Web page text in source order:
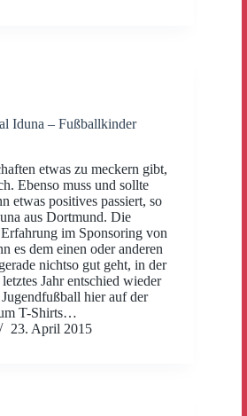
Iduna – Fußballkinder
etwas zu meckern gibt,
Ebenso muss und sollte
etwas positives passiert, so
aus Dortmund. Die
im Sponsoring von
es dem einen oder anderen
nichtso gut geht, in der
Jahr entschied wieder
hier auf der
T-Shirts…
23. April 2015